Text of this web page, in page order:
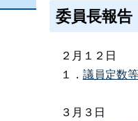
委員長報告
２月１２日
１． 議員定数
３月３日